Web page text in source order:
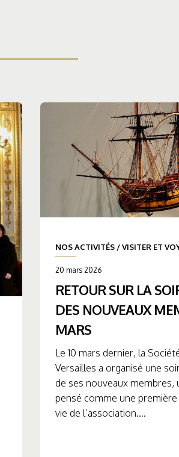
NOS ACTIVITÉS /VISITER ET
20 mars 2026
RETOUR SUR LA
DES NOUVEAUX
MARS
Le 10 mars dernier, la
Versailles a organisé une
de ses nouveaux membres,
pensé comme une
vie de l’association....